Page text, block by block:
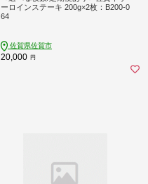
ーロインステーキ 200g×2枚：B200-0
64
佐賀県佐賀市
20,000 円